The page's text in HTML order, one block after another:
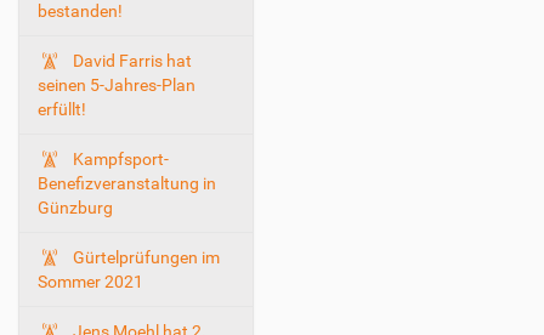
bestanden!
David Farris hat
seinen 5-Jahres-Plan
erfüllt!
Kampfsport-
Benefizveranstaltung in
Günzburg
Gürtelprüfungen im
Sommer 2021